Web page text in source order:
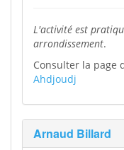
L'activité est
arrondissement.
Consulter la page
Ahdjoudj
Arnaud Billard